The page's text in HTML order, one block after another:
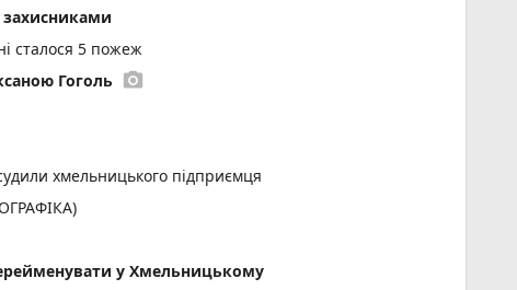
сталося 5 пожеж
Гоголь photo_camera
хмельницького підприємця
у Хмельницькому